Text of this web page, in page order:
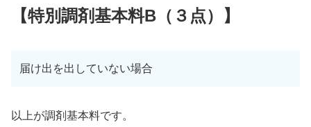
【特別調剤基本料B（３点）】
届け出を出していない場合
以上が調剤基本料です。